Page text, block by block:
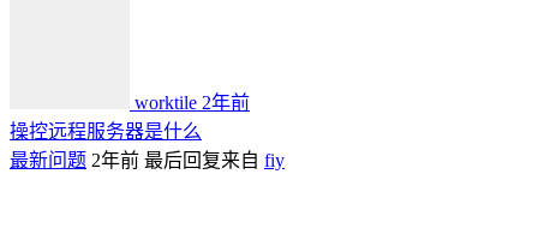
worktile 2年前
操控远程服务器是什么
最新问题 2年前 最后回复来自 fiy